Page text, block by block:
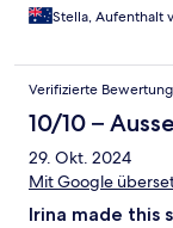
Stella, Aufenthalt
Verifizierte Bewertung
10/10 –
29. Okt. 2024
Mit Google
Irina made this